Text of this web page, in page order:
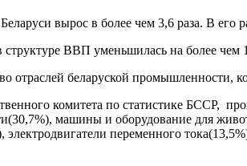
вырос в более чем 3,6 раза. В его
структуре ВВП уменьшилась на более
отраслей беларуской промышленности,
комитета по статистике БССР,
машины и оборудование для
электродвигатели переменного